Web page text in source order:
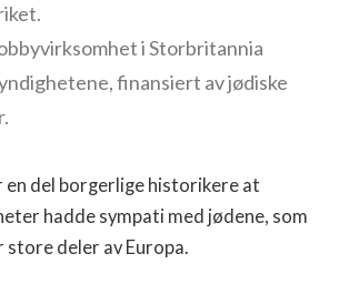
i Storbritannia
finansiert av jødiske
en del borgerlige historikere at
hadde sympati med jødene, som
deler av Europa.